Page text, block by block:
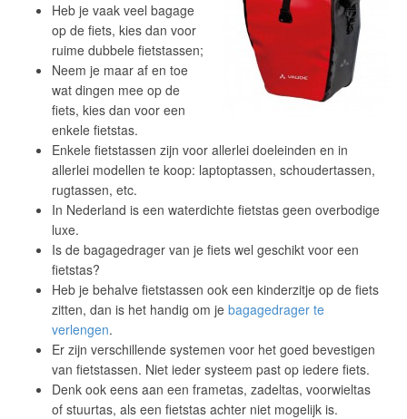
Heb je vaak veel bagage
op de fiets, kies dan voor
ruime dubbele fietstassen;
Neem je maar af en toe
wat dingen mee op de
fiets, kies dan voor een
enkele fietstas.
Enkele fietstassen zijn voor allerlei doeleinden en in
allerlei modellen te koop: laptoptassen, schoudertassen,
rugtassen, etc.
In Nederland is een waterdichte fietstas geen overbodige
luxe.
Is de bagagedrager van je fiets wel geschikt voor een
fietstas?
Heb je behalve fietstassen ook een kinderzitje op de fiets
zitten, dan is het handig om je bagagedrager te
verlengen.
Er zijn verschillende systemen voor het goed bevestigen
van fietstassen. Niet ieder systeem past op iedere fiets.
Denk ook eens aan een frametas, zadeltas, voorwieltas
of stuurtas, als een fietstas achter niet mogelijk is.